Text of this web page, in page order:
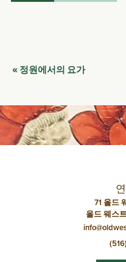
이
트
네
비
« 정원에서의 요가
71 올드
올드 웨스